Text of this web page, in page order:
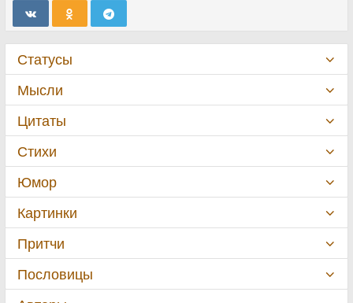
Статусы
Мысли
Цитаты
Стихи
Юмор
Картинки
Притчи
Пословицы